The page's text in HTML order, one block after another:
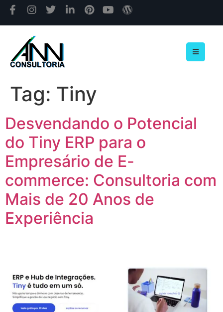
Tag: Tiny
Desvendando o Potencial
do Tiny ERP para o
Empresário de E-
commerce: Consultoria com
Mais de 20 Anos de
Experiência